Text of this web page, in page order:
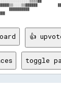
👍
toggle